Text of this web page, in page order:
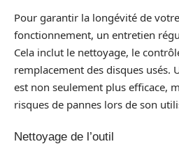
Pour garantir la longévité de
fonctionnement, un entretien
Cela inclut le nettoyage, le
remplacement des disques usés.
est non seulement plus efficace,
risques de pannes lors de son
Nettoyage de l’outil